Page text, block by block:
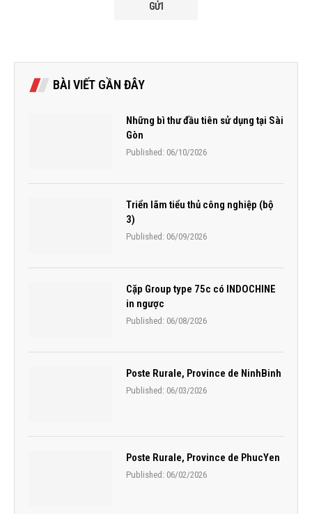
BÀI VIẾT GẦN ĐÂY
Những bì thư đầu tiên sử dụng tại Sài
Gòn
Published: 06/10/2026
Triển lãm tiểu thủ công nghiệp (bộ
3)
Published: 06/09/2026
Cặp Group type 75c có INDOCHINE
in ngược
Published: 06/08/2026
Poste Rurale, Province de NinhBinh
Published: 06/03/2026
Poste Rurale, Province de PhucYen
Published: 06/02/2026